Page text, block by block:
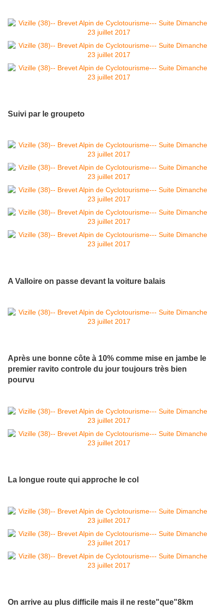
Suivi par le groupeto
A Valloire on passe devant la voiture balais
Après une bonne côte à 10% comme mise en jambe le
premier ravito controle du jour toujours très bien
pourvu
La longue route qui approche le col
On arrive au plus difficile mais il ne reste"que"8km